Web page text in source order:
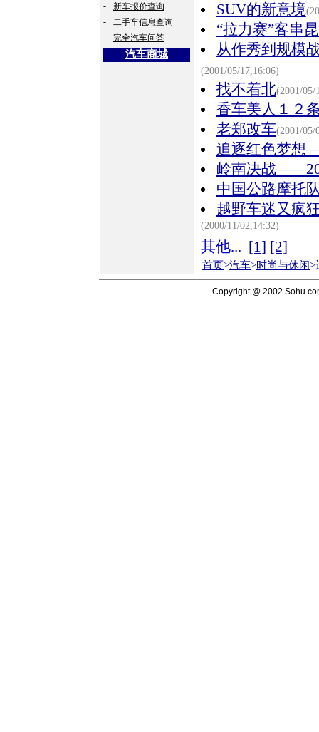
-
新车报价查询
-
二手车信息查询
-
完全汽车问答
汽车商城
SUV的新意境
“拉力赛”客串
从作秀到规模
(2001/05/17,16:06)
找不着北(2001/05/
香车美人１２
老郑改车(2001/05/
追逐红色梦想
岭南决战
中国公路摩托
越野车迷又疯
(2000/11/02,14:32)
其他... [1] [2]
首页>汽车>时尚与休闲>
Copyright @ 2002